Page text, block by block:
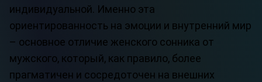
индивидуальной. Именно эта
ориентированность на эмоции и внутренний мир
– основное отличие женского сонника от
мужского, который, как правило, более
прагматичен и сосредоточен на внешних